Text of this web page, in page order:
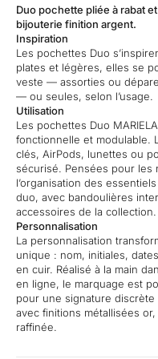
Duo pochette pliée à rabat
bijouterie finition argent.
Inspiration
Les pochettes Duo
plates et légères, elles se
veste — assorties ou
— ou seules, selon l’usage.
Utilisation
Les pochettes Duo
fonctionnelle et modulable.
clés, AirPods, lunettes ou
sécurisé. Pensées pour les
l’organisation des
duo, avec bandoulières
accessoires de la collection.
Personnalisation
La personnalisation
unique : nom, initiales,
en cuir. Réalisé à la main
en ligne, le marquage est
pour une signature
avec finitions métallisées
raffinée.